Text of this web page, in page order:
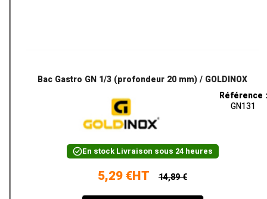
Bac Gastro GN 1/3 (profondeur 20 mm) / GOLDINOX
Référence :
GN131
En stockLivraison sous 24 heures
5,29 €HT 14,89 €